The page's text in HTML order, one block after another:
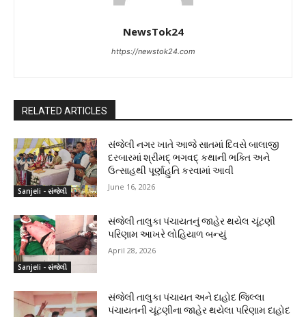
NewsTok24
https://newstok24.com
RELATED ARTICLES
Sanjeli - સંજેલી
સંજેલી નગર ખાતે આજે સાતમાં દિવસે બાલાજી
દરબારમાં શ્રીમદ્ ભગવદ્ કથાની ભક્તિ અને
ઉત્સાહથી પૂર્ણાહુતિ કરવામાં આવી
June 16, 2026
Sanjeli - સંજેલી
સંજેલી તાલુકા પંચાયતનું જાહેર થયેલ ચૂંટણી
પરિણામ આખરે લોહિયાળ બન્યું
April 28, 2026
સંજેલી તાલુકા પંચાયત અને દાહોદ જિલ્લા
પંચાયતની ચૂંટણીના જાહેર થયેલા પરિણામ દાહોદ